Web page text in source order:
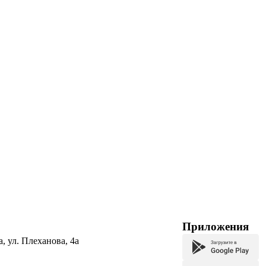
ул. Плеханова, 4а
Приложения